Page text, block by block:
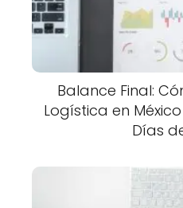
Balance Final:
Logística en
Días